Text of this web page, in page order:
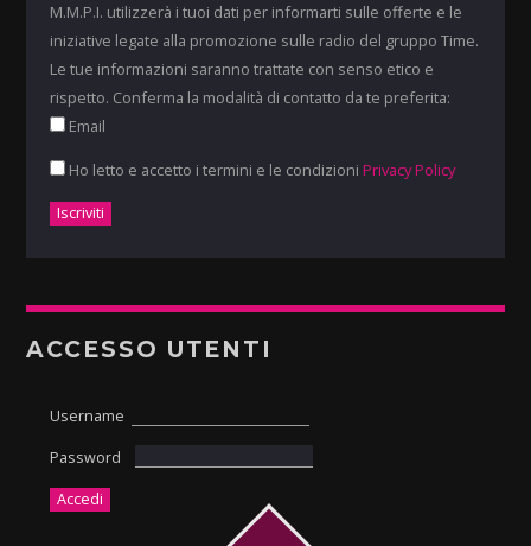
M.M.P.I. utilizzerà i tuoi dati per informarti sulle offerte e le
iniziative legate alla promozione sulle radio del gruppo Time.
Le tue informazioni saranno trattate con senso etico e
rispetto. Conferma la modalità di contatto da te preferita:
Email
Ho letto e accetto i termini e le condizioni Privacy Policy
ACCESSO UTENTI
Username
Password